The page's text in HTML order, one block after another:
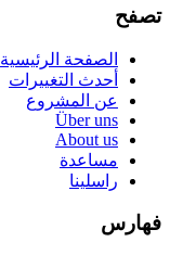
تصفح
الصفحة الرئيسية
أحدث التغييرات
عن المشروع
Über uns
About us
مساعدة
راسلينا
فهارس